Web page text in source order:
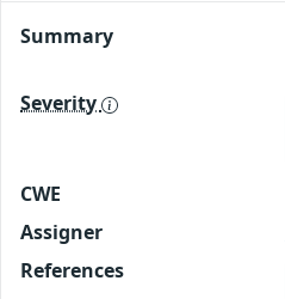
Summary
Severity
CWE
Assigner
References